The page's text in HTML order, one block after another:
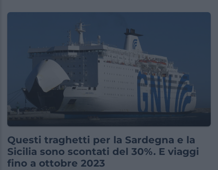
Questi traghetti per la Sardegna e la
Sicilia sono scontati del 30%. E viaggi
fino a ottobre 2023